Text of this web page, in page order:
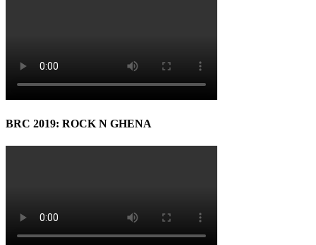
BRC 2019: ROCK N GHENA